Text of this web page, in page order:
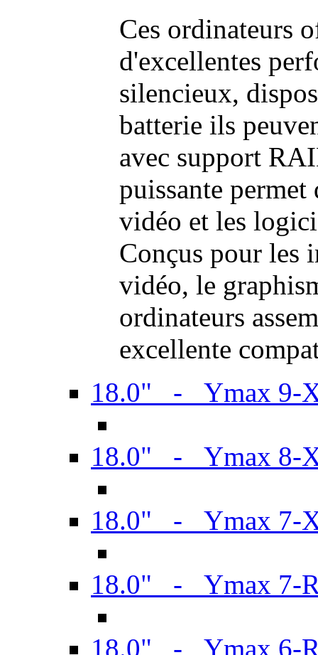
Ces ordinateurs
d'excellentes
silencieux,
batterie ils
avec support
puissante permet
vidéo et les
Conçus pour les
vidéo, le
ordinateurs
excellente
18.0" - Ymax 9-
18.0" - Ymax 8-
18.0" - Ymax 7-
18.0" - Ymax 7-
18.0" - Ymax 6-